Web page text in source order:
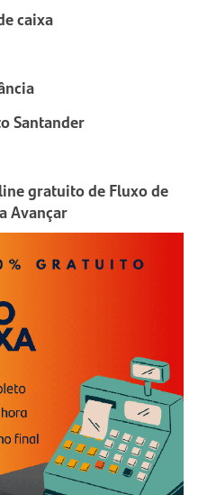
caixa
Santander
gratuito de Fluxo de
Avançar